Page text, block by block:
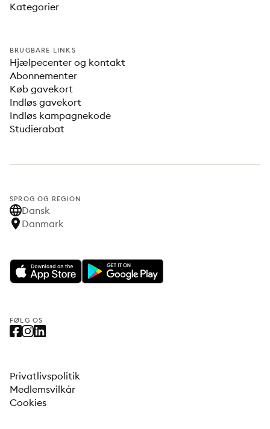
Kategorier
BRUGBARE LINKS
Hjælpecenter og kontakt
Abonnementer
Køb gavekort
Indløs gavekort
Indløs kampagnekode
Studierabat
SPROG OG REGION
Dansk
Danmark
FØLG OS
Privatlivspolitik
Medlemsvilkår
Cookies